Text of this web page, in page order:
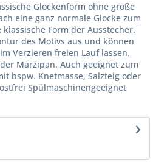
Glockenform ohne große
eine ganz normale Glocke zum
Form der Ausstecher.
des Motivs aus und können
Verzieren freien Lauf lassen.
Marzipan. Auch geeignet zum
bspw. Knetmasse, Salzteig oder
Spülmaschinengeeignet